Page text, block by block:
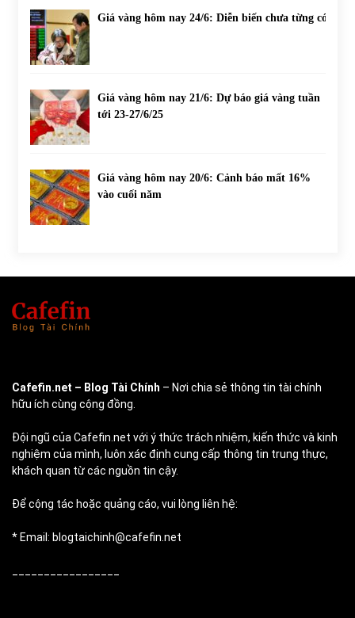
Giá vàng hôm nay 24/6: Diễn biến chưa từng có
Giá vàng hôm nay 21/6: Dự báo giá vàng tuần
tới 23-27/6/25
Giá vàng hôm nay 20/6: Cảnh báo mất 16%
vào cuối năm
Cafefin.net – Blog Tài Chính – Nơi chia sẻ thông tin tài chính
hữu ích cùng cộng đồng.
Đội ngũ của Cafefin.net với ý thức trách nhiệm, kiến thức và kinh
nghiệm của mình, luôn xác định cung cấp thông tin trung thực,
khách quan từ các nguồn tin cậy.
Để cộng tác hoặc quảng cáo, vui lòng liên hệ:
* Email: blogtaichinh@cafefin.net